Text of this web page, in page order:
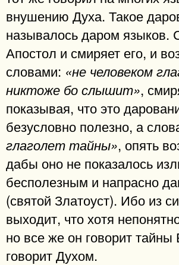
внушению Духа. Такое
называлось даром языков.
Апостол и смиряет его, и
словами: «не человеком
никтоже бо слышит»,
показывая, что это
безусловно полезно, а
глаголет тайны», опять
дабы оно не показалось
бесполезным и напрасно
(святой Златоуст). Ибо из
выходит, что хотя
но все же он говорит
говорит Духом.